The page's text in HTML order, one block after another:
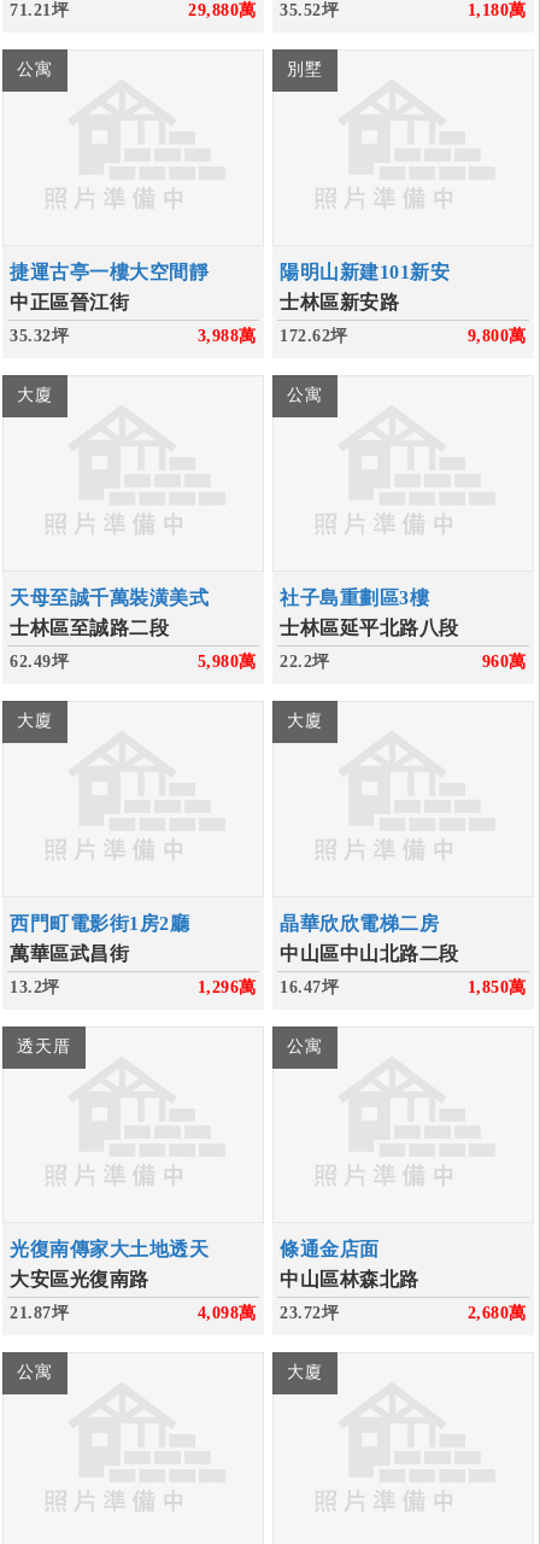
71.21坪 29,880萬 35.52坪 1,180萬
公寓
捷運古亭一樓大空間靜
中正區晉江街
35.32坪 3,988萬
別墅
陽明山新建101新安
士林區新安路
172.62坪 9,800萬
大廈
天母至誠千萬裝潢美式
士林區至誠路二段
62.49坪 5,980萬
公寓
社子島重劃區3樓
士林區延平北路八段
22.2坪 960萬
大廈
西門町電影街1房2廳
萬華區武昌街
13.2坪 1,296萬
大廈
晶華欣欣電梯二房
中山區中山北路二段
16.47坪 1,850萬
透天厝
光復南傳家大土地透天
大安區光復南路
21.87坪 4,098萬
公寓
條通金店面
中山區林森北路
23.72坪 2,680萬
公寓 大廈